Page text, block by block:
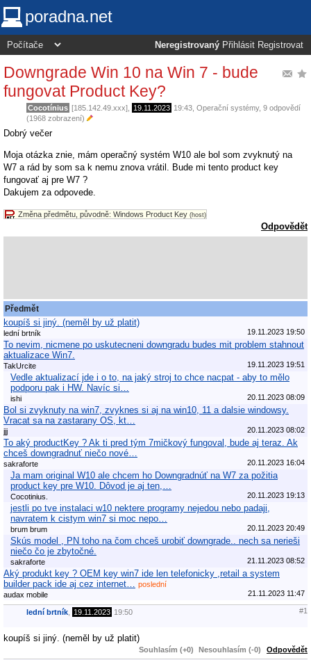
poradna.net
Neregistrovaný Přihlásit Registrovat
Downgrade Win 10 na Win 7 - bude
fungovat Product Key?
Cocotínius [185.142.49.xxx], 19.11.2023 19:43 Operační systémy, 9 odpovědí
(1968 zobrazení)
Dobrý večer
Moja otázka znie, mám operačný systém W10 ale bol som zvyknutý na
W7 a rád by som sa k nemu znova vrátil. Bude mi tento product key
fungovať aj pre W7 ?
Dakujem za odpovede.
Změna předmětu, původně: Windows Product Key (host)
Odpovědět
Předmět
koupíš si jiný. (neměl by už platit)
lední brtník 19.11.2023 19:50
To nevim, nicmene po uskutecneni downgradu budes mit problem stahnout
aktualizace Win7.
TakUrcite 19.11.2023 19:51
Vedle aktualizací jde i o to, na jaký stroj to chce nacpat - aby to mělo
podporu pak i HW. Navíc si…
ishi 20.11.2023 08:09
Bol si zvyknuty na win7, zvyknes si aj na win10, 11 a dalsie windowsy.
Vracat sa na zastarany OS, kt…
jjj 20.11.2023 08:02
To aký productKey ? Ak ti pred tým 7mičkový fungoval, bude aj teraz. Ak
chceš downgradnuť niečo nové…
sakraforte 20.11.2023 16:04
Ja mam original W10 ale chcem ho Downgradnúť na W7 za požitia
product key pre W10. Dôvod je aj ten,…
Cocotinius. 20.11.2023 19:13
jestli po tve instalaci w10 nektere programy nejedou nebo padaji,
navratem k cistym win7 si moc nepo…
brum brum 20.11.2023 20:49
Skús model , PN toho na čom chceš urobiť downgrade.. nech sa nerieši
niečo čo je zbytočné.
sakraforte 21.11.2023 08:52
Aký produkt key ? OEM key win7 ide len telefonicky ,retail a system
builder pack ide aj cez internet…
poslední
audax mobile
21.11.2023 11:47
lední brtník 19.11.2023 19:50 #1
koupíš si jiný. (neměl by už platit)
Souhlasím (+0) Nesouhlasím (-0) Odpovědět